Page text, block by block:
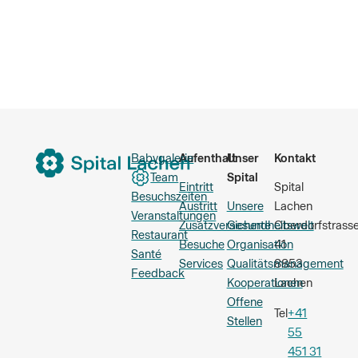
Babygalerie
Team
Besuchszeiten
Veranstaltungen
Restaurant
Santé
Feedback
Aufenthalt
Eintritt
Austritt
Zusatzversicherte
Besuche
Services
Unser
Spital
Unsere
Gesundheitswelt
Organisation
Qualitätsmanagement
Kooperationen
Offene
Stellen
Kontakt
Spital
Lachen
41
8853
Lachen
Tel+41
55
451 31